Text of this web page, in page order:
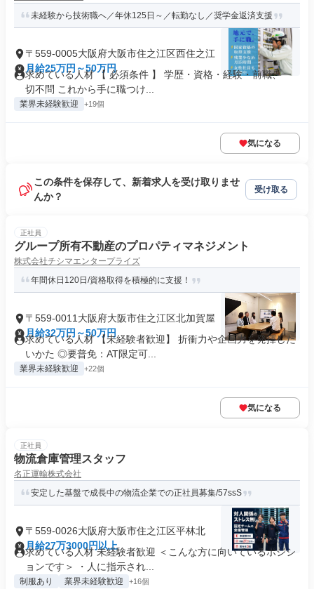
未経験から技術職へ／年休125日～／転勤なし／奨学金返済支援
〒559-0005大阪府大阪市住之江区西住之江
月給25万円～50万円
求めている人材 【 必須条件 】 学歴・資格・経験・前職、一
切不問 これから手に職つけ...
業界未経験歓迎 +19個
気になる
この条件を保存して、新着求人を受け取りませ
んか？
受け取る
正社員
グループ所有不動産のプロパティマネジメント
株式会社チシマエンタープライズ
年間休日120日/資格取得を積極的に支援！
〒559-0011大阪府大阪市住之江区北加賀屋
月給32万円～50万円
求めている人材 【未経験者歓迎】 折衝力や企画力を発揮した
いかた ◎要普免：AT限定可...
業界未経験歓迎 +22個
気になる
正社員
物流倉庫管理スタッフ
名正運輸株式会社
安定した基盤で成長中の物流企業での正社員募集/57ssS
〒559-0026大阪府大阪市住之江区平林北
月給27万3000円以上
求めている人材 未経験者歓迎 ＜こんな方に向いているポジシ
ョンです＞ ・人に指示され...
制服あり 業界未経験歓迎 +16個